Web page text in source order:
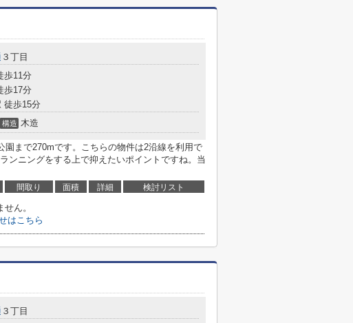
３丁目
歩11分
歩17分
徒歩15分
構造 木造
園まで270mです。こちらの物件は2沿線を利用で
ンニングをする上で抑えたいポイントですね。当
間取り 面積 詳細 検討リスト
ん。
はこちら
３丁目